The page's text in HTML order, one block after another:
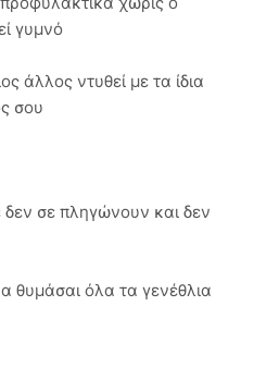
γυμνό
άλλος ντυθεί με τα ίδια
σου
σε πληγώνουν και δεν
θυμάσαι όλα τα γενέθλια